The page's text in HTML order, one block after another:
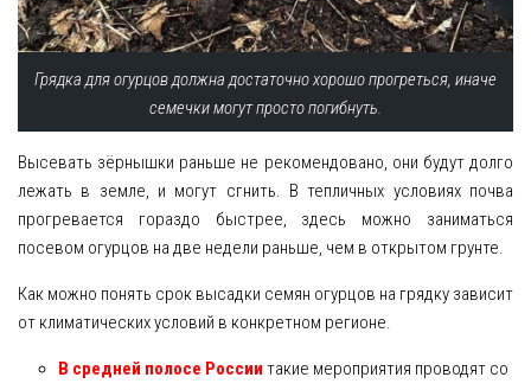
Грядка для огурцов должна достаточно хорошо прогреться, иначе
семечки могут просто погибнуть.
Высевать зёрнышки раньше не рекомендовано, они будут долго
лежать в земле, и могут сгнить. В тепличных условиях почва
прогревается гораздо быстрее, здесь можно заниматься
посевом огурцов на две недели раньше, чем в открытом грунте.
Как можно понять срок высадки семян огурцов на грядку зависит
от климатических условий в конкретном регионе.
В средней полосе России такие мероприятия проводят со